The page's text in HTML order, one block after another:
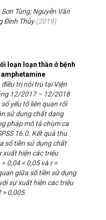
loạn loạn thần ở bệnh
Sơn Tùng; Nguyễn Văn
Đình Thủy(2019)
trị nội trú tại Viện
12/2017 – 12/2018
yếu tố liên quan rối
sử dụng chất dạng
pháp mô tả chùm ca
16.0. Kết quả thu
số tiền sử dụng chất
xuất hiện các triệu
0,04 < 0,05 và r =
giữa số tiền sử dụng
sự xuất hiện các triệu
> 0,005.